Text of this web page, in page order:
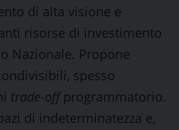
di alta visione e
risorse di investimento
Nazionale. Propone
spesso
trade-offprogrammatorio.
di indeterminatezza e,